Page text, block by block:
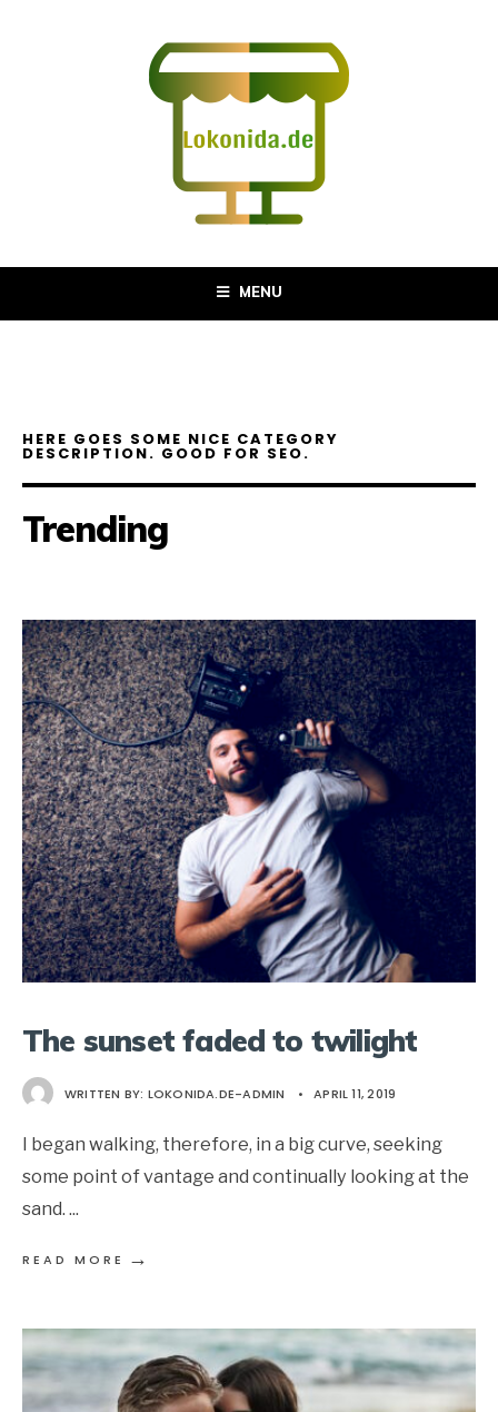
MENU
HERE GOES SOME NICE CATEGORY
DESCRIPTION. GOOD FOR SEO.
Trending
The sunset faded to twilight
WRITTEN BY: LOKONIDA.DE-ADMIN • APRIL 11, 2019
I began walking, therefore, in a big curve, seeking
some point of vantage and continually looking at the
sand. ...
READ MORE →